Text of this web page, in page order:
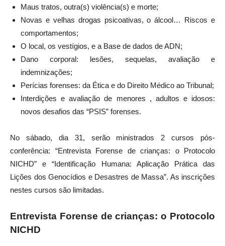
Maus tratos, outra(s) violência(s) e morte;
Novas e velhas drogas psicoativas, o álcool… Riscos e
comportamentos;
O local, os vestígios, e a Base de dados de ADN;
Dano corporal: lesões, sequelas, avaliação e
indemnizações;
Perícias forenses: da Ética e do Direito Médico ao Tribunal;
Interdições e avaliação de menores , adultos e idosos:
novos desafios das “PSIS” forenses.
No sábado, dia 31, serão ministrados 2 cursos pós-
conferência: “Entrevista Forense de crianças: o Protocolo
NICHD” e “Identificação Humana: Aplicação Prática das
Lições dos Genocídios e Desastres de Massa”. As inscrições
nestes cursos são limitadas.
Entrevista Forense de crianças: o Protocolo
NICHD